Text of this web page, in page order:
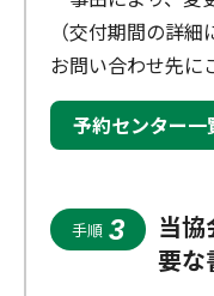
（交付期間の詳
お問い合わせ先に
予約センター一
手順 3
当
要な